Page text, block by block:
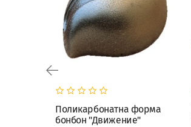
Поликарбонатна форма
бонбон "Движение"